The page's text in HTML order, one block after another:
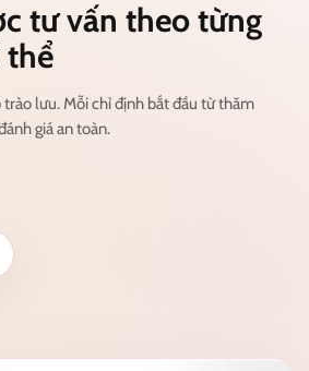
tư vấn theo từng
thể
lưu. Mỗi chỉ định bắt đầu từ thăm
giá an toàn.